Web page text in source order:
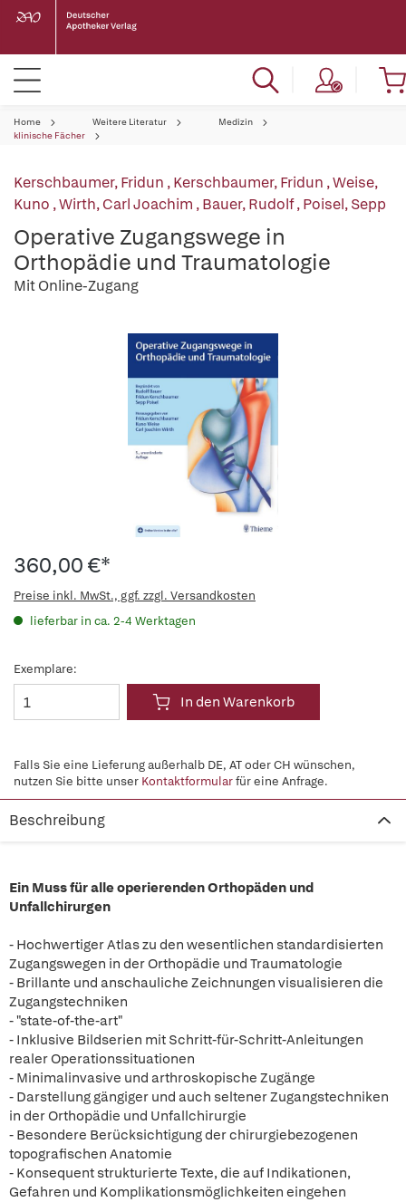
Home Weitere Literatur
Medizin
klinische Fächer
Kerschbaumer, Fridun ,Kerschbaumer, Fridun ,Weise,
Kuno ,Wirth, Carl Joachim ,Bauer, Rudolf,Poisel, Sepp
Operative Zugangswege in
Orthopädie und Traumatologie
Mit Online-Zugang
360,00 €*
Preise inkl. MwSt., ggf. zzgl. Versandkosten
lieferbar in ca. 2-4 Werktagen
Exemplare:
In den Warenkorb
Falls Sie eine Lieferung außerhalb DE, AT oder CH wünschen,
nutzen Sie bitte unser Kontaktformularfür eine Anfrage.
Beschreibung
Ein Muss für alle operierenden Orthopäden und
Unfallchirurgen
- Hochwertiger Atlas zu den wesentlichen standardisierten
Zugangswegen in der Orthopädie und Traumatologie
- Brillante und anschauliche Zeichnungen visualisieren die
Zugangstechniken
- "state-of-the-art"
- Inklusive Bildserien mit Schritt-für-Schritt-Anleitungen
realer Operationssituationen
- Minimalinvasive und arthroskopische Zugänge
- Darstellung gängiger und auch seltener Zugangstechniken
in der Orthopädie und Unfallchirurgie
- Besondere Berücksichtigung der chirurgiebezogenen
topografischen Anatomie
- Konsequent strukturierte Texte, die auf Indikationen,
Gefahren und Komplikationsmöglichkeiten eingehen